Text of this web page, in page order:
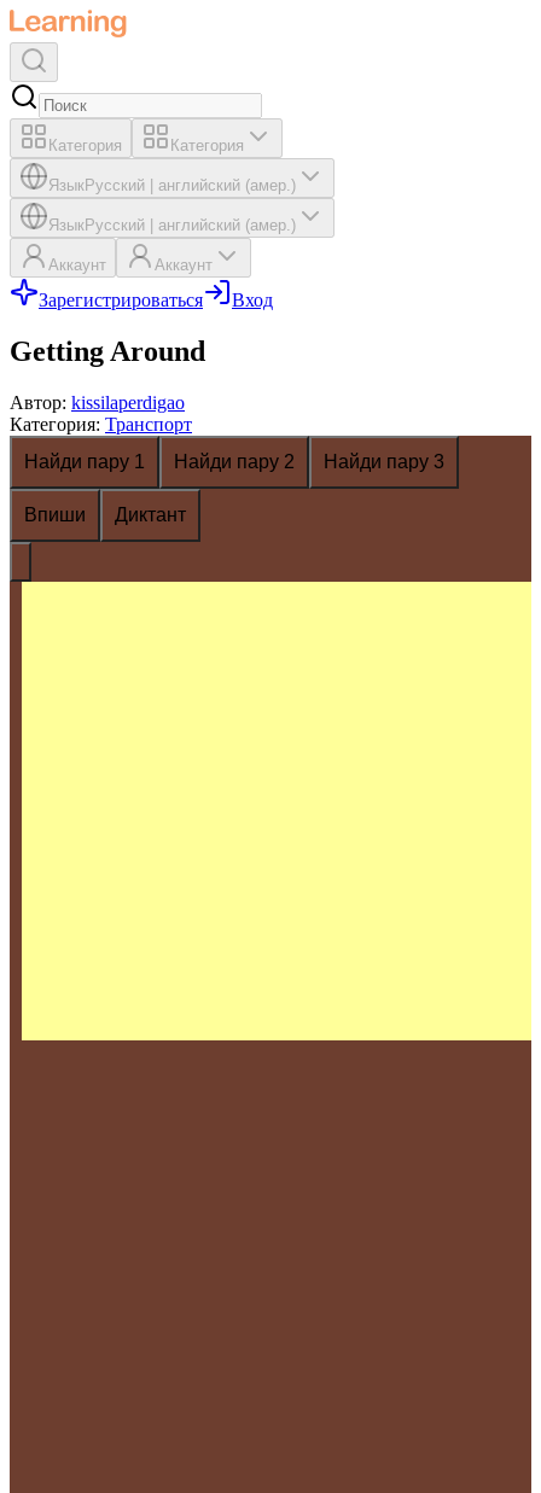
Категория Категория
ЯзыкРусский английский (амер.)
ЯзыкРусский английский (амер.)
Аккаунт Аккаунт
Зарегистрироваться Вход
Getting Around
Автор: kissilaperdigao
Категория: Транспорт
Найди пару 1
Найди пару 2 Найди пару 3
Впиши Диктант